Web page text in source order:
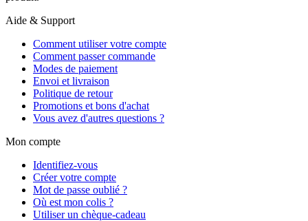
Aide & Support
Comment utiliser votre compte
Comment passer commande
Modes de paiement
Envoi et livraison
Politique de retour
Promotions et bons d'achat
Vous avez d'autres questions ?
Mon compte
Identifiez-vous
Créer votre compte
Mot de passe oublié ?
Où est mon colis ?
Utiliser un chèque-cadeau